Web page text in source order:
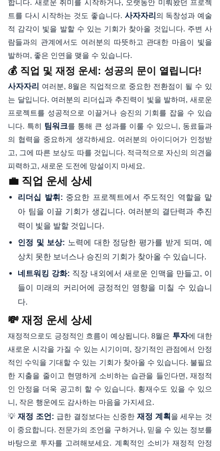
합니다. 새로운 취미를 시작하거나, 오랫동안 미뤄왔던 프로젝
트를 다시 시작하는 것도 좋습니다. 사자자리 의 독창성과 예술
적 감각이 빛을 발할 수 있는 기회가 찾아올 것입니다. 주변 사
람들과의 관계에서도 여러분의 따뜻하고 관대한 마음이 빛을
발하며, 좋은 인연을 맺을 수 있습니다.
💰 직업 및 재정 운세: 성공의 문이 열립니다!
사자자리 여러분, 8월은 직업적으로 중요한 전환점이 될 수 있
는 달입니다. 여러분의 리더십과 추진력이 빛을 발하며, 새로운
프로젝트를 성공적으로 이끌거나 승진의 기회를 잡을 수 있습
니다. 특히 팀워크를 통해 큰 성과를 이룰 수 있으니, 동료들과
의 협력을 중요하게 생각하세요. 여러분의 아이디어가 인정받
고, 그에 따른 보상도 따를 것입니다. 적극적으로 자신의 의견을
피력하고, 새로운 도전에 망설이지 마세요.
💼 직업 운세 상세
리더십 발휘: 중요한 프로젝트에서 주도적인 역할을 맡
아 팀을 이끌 기회가 생깁니다. 여러분의 결단력과 추진
력이 빛을 발할 것입니다.
인정 및 보상: 노력에 대한 정당한 평가를 받게 되며, 예
상치 못한 보너스나 승진의 기회가 찾아올 수 있습니다.
네트워킹 강화: 직장 내외에서 새로운 인맥을 만들고, 이
들이 미래의 커리어에 긍정적인 영향을 미칠 수 있습니
다.
💸 재정 운세 상세
재정적으로도 긍정적인 흐름이 예상됩니다. 8월은 투자에 대한
새로운 시각을 가질 수 있는 시기이며, 장기적인 관점에서 안정
적인 수익을 기대할 수 있는 기회가 찾아올 수 있습니다. 불필요
한 지출을 줄이고 현명하게 소비하는 습관을 들인다면, 재정적
인 안정을 더욱 공고히 할 수 있습니다. 횡재수도 있을 수 있으
니, 작은 행운에도 감사하는 마음을 가지세요.
💡재정 조언: 급한 결정보다는 신중한 재정 계획 을 세우는 것
이 중요합니다. 전문가의 조언을 구하거나, 믿을 수 있는 정보를
바탕으로 투자를 고려해보세요. 계획적인 소비가 재정적 안정